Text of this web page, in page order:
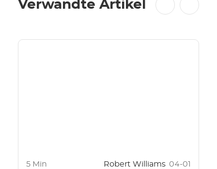
Verwandte Artikel
5 Min Robert Williams 04-01